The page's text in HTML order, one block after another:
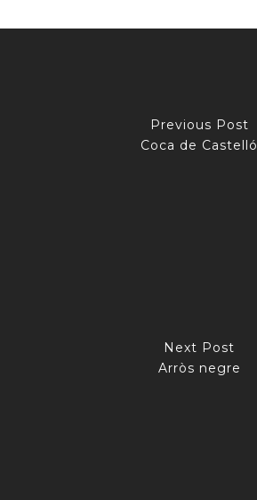
Previous Post
Coca de Castelló
Next Post
Arròs negre